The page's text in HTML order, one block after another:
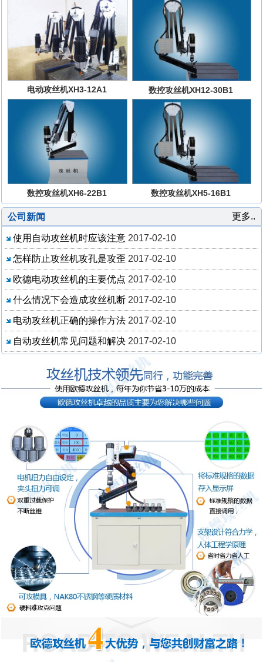
电动攻丝机XH3-12A1 数控攻丝机XH12-30B1
数控攻丝机XH6-22B1 数控攻丝机XH5-16B1
更多..
公司新闻
使用自动攻丝机时应该注意 2017-02-10
怎样防止攻丝机攻孔是攻歪 2017-02-10
欧德电动攻丝机的主要优点 2017-02-10
什么情况下会造成攻丝机断 2017-02-10
电动攻丝机正确的操作方法 2017-02-10
自动攻丝机常见问题和解决 2017-02-10